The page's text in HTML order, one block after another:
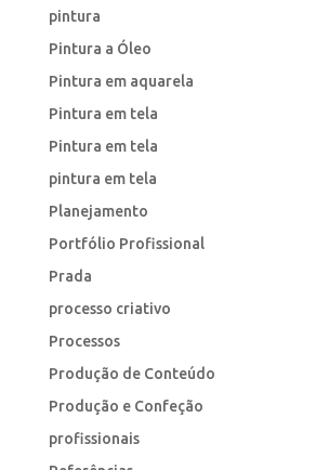
pintura
Pintura a Óleo
Pintura em aquarela
Pintura em tela
Pintura em tela
pintura em tela
Planejamento
Portfólio Profissional
Prada
processo criativo
Processos
Produção de Conteúdo
Produção e Confeção
profissionais